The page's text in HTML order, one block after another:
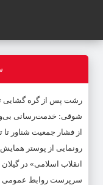
رشت پس از گره گشایی
شوقی: خدمت‌رسانی
از فشار جمعیت شناور
رونمایی از پوستر همایش
انقلاب اسلامی» در گیلان
سرپرست روابط عمومی و